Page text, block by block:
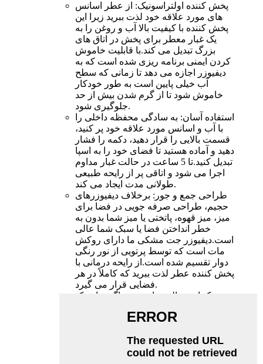
پخش کننده اولتراسونیک: از عطر اسانس
های مورد علاقه خود لذت ببرید زیرا این
پخش کننده با کیفیت بالا آب و روغن را به
یک غبار معطر برای پخش در اتاق های
بزرگ تبدیل می کند.با قابلیت خاموش
کردن ایمنی برنامه ریزی شده است که به
دیفیوزر اجازه می دهد تا زمانی که سطح
آب خیلی پایین است به طور خودکار
خاموش شود تا از گرم شدن بیش از حد
جلوگیری شود.
استفاده آسان: به سادگی محفظه داخلی را
با آب و اسانس مورد علاقه خود پر کنید،
قسمت بالایی را قرار دهید، دکمه را فشار
دهید و آماده هستید تا فضای خود را به اسپا
تبدیل کنید.تا 5 ساعت در حالت غبار مداوم
اجرا می شود و اتاقی پر از رایحه طبیعی
طولانی مدت ایجاد می کند.
طراحی جمع و جور: برخلاف دیفیوزرهای
حجیم، طراحی صرفه جویی در فضا برای
میز، میز قهوه، پاتختی یا میز شما بدون به
خطر انداختن فضا یا سبک شما عالی
است.دیفیوزر جت مشکی ما دارای روکش
مات است که توسط پرتویی از نور رنگی
دوار تقسیم شده است.از رایحه درمانی با
پخش کننده عطر لذت ببرید که کاملاً در هر
فضایی قرار می گیرد.
یک ایده عالی برای هدیه: اگر برای یک
کننده اسانس آروماتراپی ما هدیه ای
بهره مند شوند.با ترکیبی از سبک، طراحی
و عملکرد، یک موفقیت تضمین شده است!